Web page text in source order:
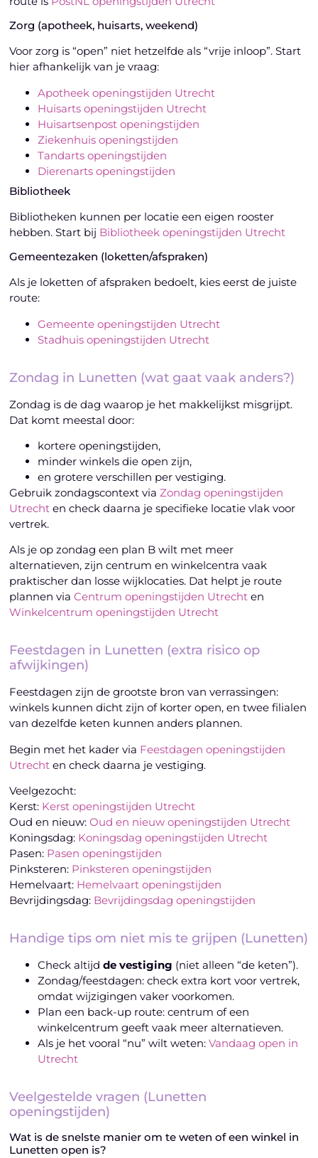
Zorg (apotheek, huisarts, weekend)
Voor zorg is “open” niet hetzelfde als “vrije inloop”. Start
hier afhankelijk van je vraag:
Apotheek openingstijden Utrecht
Huisarts openingstijden Utrecht
Huisartsenpost openingstijden
Ziekenhuis openingstijden
Tandarts openingstijden
Dierenarts openingstijden
Bibliotheek
Bibliotheken kunnen per locatie een eigen rooster
hebben. Start bij Bibliotheek openingstijden Utrecht
Gemeentezaken (loketten/afspraken)
Als je loketten of afspraken bedoelt, kies eerst de juiste
route:
Gemeente openingstijden Utrecht
Stadhuis openingstijden Utrecht
Zondag in Lunetten (wat gaat vaak anders?)
Zondag is de dag waarop je het makkelijkst misgrijpt.
Dat komt meestal door:
kortere openingstijden,
minder winkels die open zijn,
en grotere verschillen per vestiging.
Gebruik zondagscontext viaZondag openingstijden
Utrecht en check daarna je specifieke locatie vlak voor
vertrek.
Als je op zondag een plan B wilt met meer
alternatieven, zijn centrum en winkelcentra vaak
praktischer dan losse wijklocaties. Dat helpt je route
plannen viaCentrum openingstijden Utrecht en
Winkelcentrum openingstijden Utrecht
Feestdagen in Lunetten (extra risico op
afwijkingen)
Feestdagen zijn de grootste bron van verrassingen:
winkels kunnen dicht zijn of korter open, en twee filialen
van dezelfde keten kunnen anders plannen.
Begin met het kader via Feestdagen openingstijden
Utrecht en check daarna je vestiging.
Veelgezocht:
Kerst: Kerst openingstijden Utrecht
Oud en nieuw:Oud en nieuw openingstijden Utrecht
Koningsdag: Koningsdag openingstijden Utrecht
Pasen: Pasen openingstijden
Pinksteren: Pinksteren openingstijden
Hemelvaart: Hemelvaart openingstijden
Bevrijdingsdag: Bevrijdingsdag openingstijden
Handige tips om niet mis te grijpen (Lunetten)
Check altijdde vestiging (niet alleen “de keten”).
Zondag/feestdagen: check extra kort voor vertrek,
omdat wijzigingen vaker voorkomen.
Plan een back-up route: centrum of een
winkelcentrum geeft vaak meer alternatieven.
Als je het vooral “nu” wilt weten:Vandaag open in
Utrecht
Veelgestelde vragen (Lunetten
openingstijden)
Wat is de snelste manier om te weten of een winkel in
Lunetten open is?